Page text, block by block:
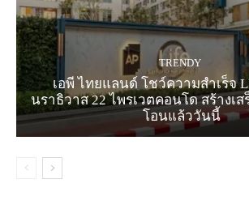
TRENDY
เอพี ไทยแลนด์ โชว์ความสำเร็จ
นราธิวาส 22 ไพรเวตคอนโด สร้างเส
โอนแล้ววันนี้